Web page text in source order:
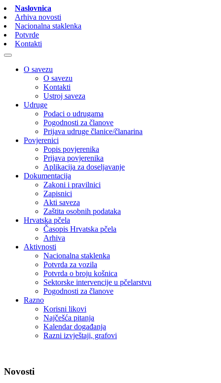
Naslovnica
Arhiva novosti
Nacionalna staklenka
Potvrde
Kontakti
O savezu
O savezu
Kontakti
Ustroj saveza
Udruge
Podaci o udrugama
Pogodnosti za članove
Prijava udruge članice/članarina
Povjerenici
Popis povjerenika
Prijava povjerenika
Aplikacija za doseljavanje
Dokumentacija
Zakoni i pravilnici
Zapisnici
Akti saveza
Zaštita osobnih podataka
Hrvatska pčela
Časopis Hrvatska pčela
Arhiva
Aktivnosti
Nacionalna staklenka
Potvrda za vozila
Potvrda o broju košnica
Sektorske intervencije u pčelarstvu
Pogodnosti za članove
Razno
Korisni likovi
Najčešća pitanja
Kalendar događanja
Razni izvještaji, grafovi
Novosti